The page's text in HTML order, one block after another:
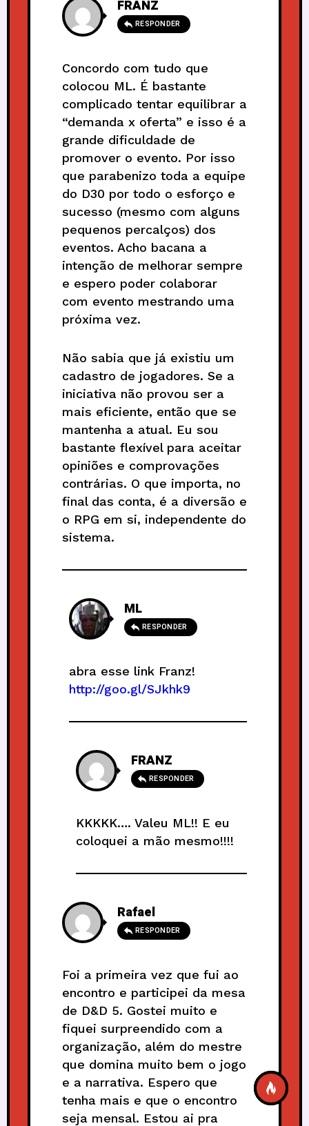
FRANZ
RESPONDER
Concordo com tudo que
colocou ML. É bastante
complicado tentar equilibrar a
“demanda x oferta” e isso é a
grande dificuldade de
promover o evento. Por isso
que parabenizo toda a equipe
do D30 por todo o esforço e
sucesso (mesmo com alguns
pequenos percalços) dos
eventos. Acho bacana a
intenção de melhorar sempre
e espero poder colaborar
com evento mestrando uma
próxima vez.
Não sabia que já existiu um
cadastro de jogadores. Se a
iniciativa não provou ser a
mais eficiente, então que se
mantenha a atual. Eu sou
bastante flexível para aceitar
opiniões e comprovações
contrárias. O que importa, no
final das conta, é a diversão e
o RPG em si, independente do
sistema.
ML
RESPONDER
abra esse link Franz!
http://goo.gl/SJkhk9
FRANZ
RESPONDER
KKKKK…. Valeu ML!! E eu
coloquei a mão mesmo!!!!
Rafael
RESPONDER
Foi a primeira vez que fui ao
encontro e participei da mesa
de D&D 5. Gostei muito e
fiquei surpreendido com a
organização, além do mestre
que domina muito bem o jogo
e a narrativa. Espero que
tenha mais e que o encontro
seja mensal. Estou ai pra